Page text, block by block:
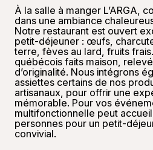
À la salle à manger L’ARGA,
dans une ambiance
Notre restaurant est ouvert
petit-déjeuner : œufs,
terre, fèves au lard, fruits
québécois faits maison,
d’originalité. Nous intégrons
assiettes certains de nos
artisanaux, pour offrir une
mémorable. Pour vos
multifonctionnelle peut
personnes pour un petit-
convivial.